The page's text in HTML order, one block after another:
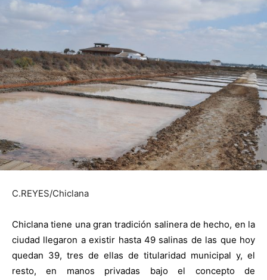
C.REYES/Chiclana
Chiclana tiene una gran tradición salinera de hecho, en la
ciudad llegaron a existir hasta 49 salinas de las que hoy
quedan 39, tres de ellas de titularidad municipal y, el
resto, en manos privadas bajo el concepto de